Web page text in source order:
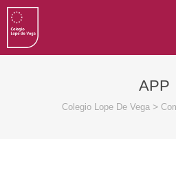
APP
Colegio Lope De Vega >